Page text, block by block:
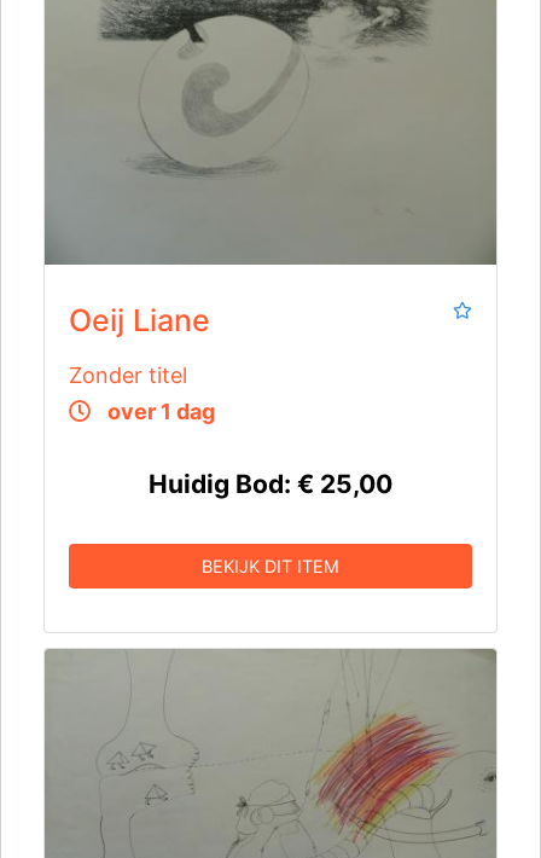
Oeij Liane
Zonder titel
over 1 dag
Huidig Bod: € 25,00
BEKIJK DIT ITEM